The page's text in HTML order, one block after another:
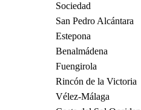
Sociedad
San Pedro Alcántara
Estepona
Benalmádena
Fuengirola
Rincón de la Victoria
Vélez-Málaga